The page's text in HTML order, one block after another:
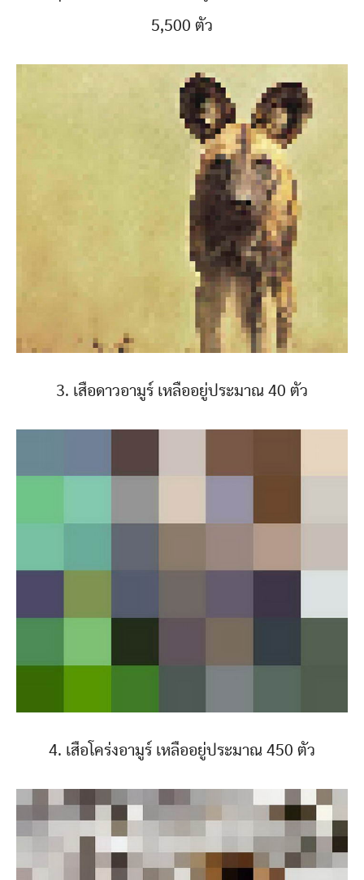
5,500 ตัว
3. เสือดาวอามูร์ เหลืออยู่ประมาณ 40 ตัว
4. เสือโคร่งอามูร์ เหลืออยู่ประมาณ 450 ตัว